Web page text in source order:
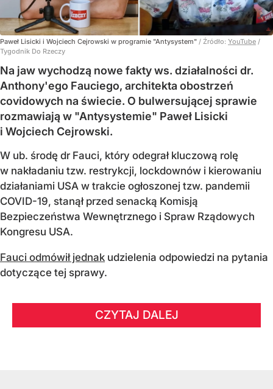
Paweł Lisicki i Wojciech Cejrowski w programie "Antysystem" / Źródło: YouTube /
Tygodnik Do Rzeczy
Na jaw wychodzą nowe fakty ws. działalności dr.
Anthony'ego Fauciego, architekta obostrzeń
covidowych na świecie. O bulwersującej sprawie
rozmawiają w "Antysystemie" Paweł Lisicki
i Wojciech Cejrowski.
W ub. środę dr Fauci, który odegrał kluczową rolę
w nakładaniu tzw. restrykcji, lockdownów i kierowaniu
działaniami USA w trakcie ogłoszonej tzw. pandemii
COVID-19, stanął przed senacką Komisją
Bezpieczeństwa Wewnętrznego i Spraw Rządowych
Kongresu USA.
Fauci odmówił jednak udzielenia odpowiedzi na pytania
dotyczące tej sprawy.
CZYTAJ DALEJ